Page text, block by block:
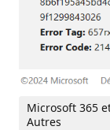
Microsoft 365
Autres